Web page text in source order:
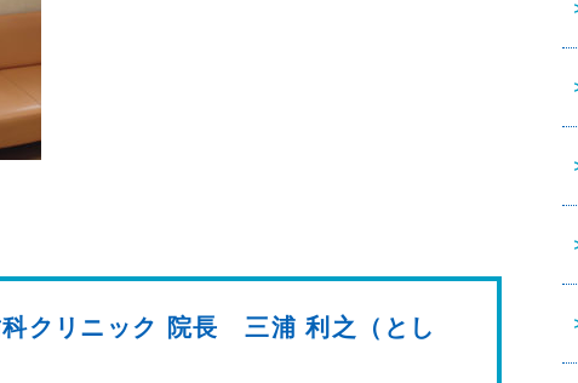
科クリニック 院長 三浦 利之（とし